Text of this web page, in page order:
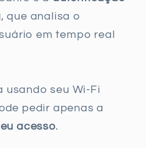
, que analisa o
em tempo real
usando seu Wi-Fi
pedir apenas a
acesso.